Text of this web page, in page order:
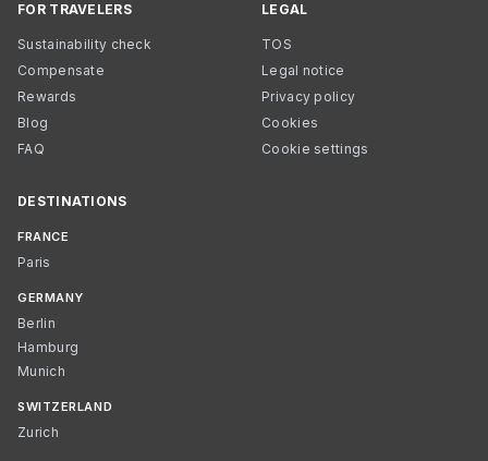
FOR TRAVELERS
Sustainability check
Compensate
Rewards
Blog
FAQ
LEGAL
TOS
Legal notice
Privacy policy
Cookies
Cookie settings
DESTINATIONS
FRANCE
Paris
GERMANY
Berlin
Hamburg
Munich
SWITZERLAND
Zurich